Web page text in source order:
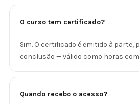
O curso tem certificado?
Sim. O certificado é emitido à parte,
conclusão — válido como horas
Quando recebo o acesso?